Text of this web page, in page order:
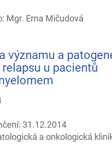
Mgr. Erna Mičudová
významu a
u pacientů
31.12.2014
a onkologická